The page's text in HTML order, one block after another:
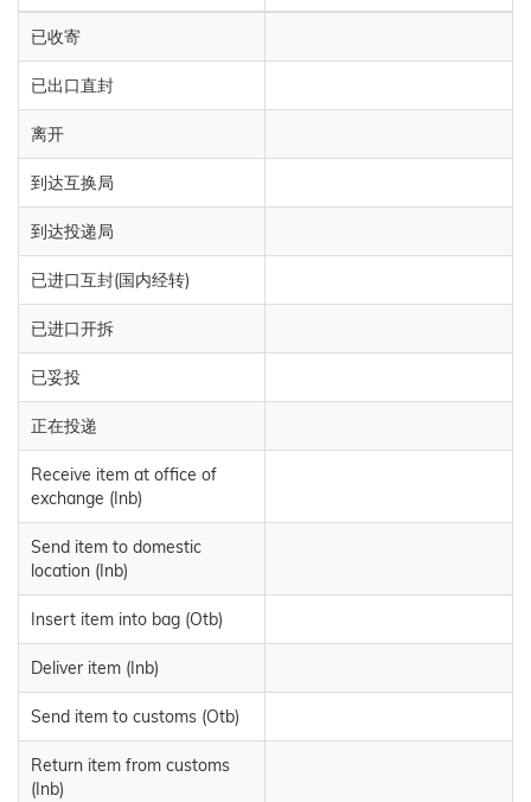
已收寄
已出口直封
离开
到达互换局
到达投递局
已进口互封(国内经转)
已进口开拆
已妥投
正在投递
Receive item at office of
exchange (Inb)
Send item to domestic
location (Inb)
Insert item into bag (Otb)
Deliver item (Inb)
Send item to customs (Otb)
Return item from customs
(Inb)